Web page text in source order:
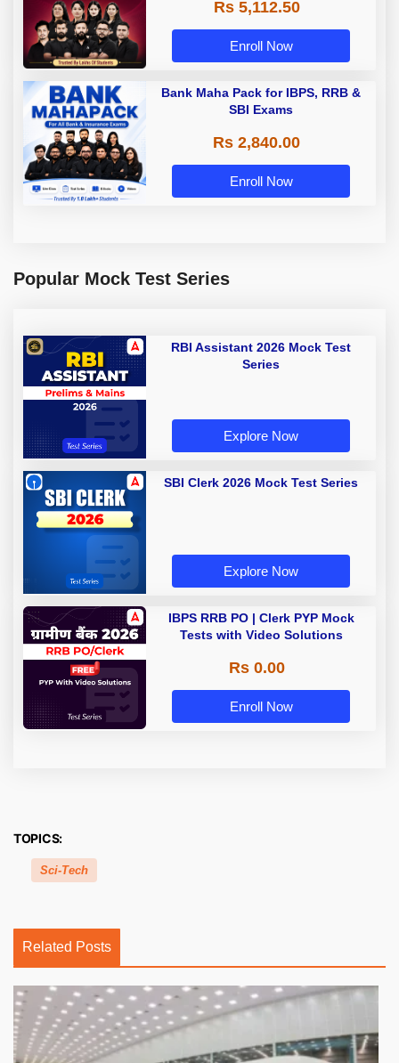
A & Grade B Bank Exams
Rs 5,112.50
Enroll Now
Bank Maha Pack for IBPS, RRB &
SBI Exams
Rs 2,840.00
Enroll Now
Popular Mock Test Series
RBI Assistant 2026 Mock Test
Series
Explore Now
SBI Clerk 2026 Mock Test Series
Explore Now
IBPS RRB PO | Clerk PYP Mock
Tests with Video Solutions
Rs 0.00
Enroll Now
TOPICS:
Sci-Tech
Related Posts